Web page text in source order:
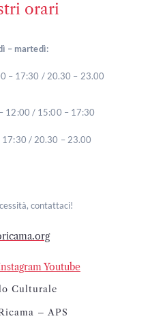
orari
– martedì:
– 17:30 / 20.30 – 23.00
12:00 / 15:00 – 17:30
17:30 / 20.30 – 23.00
contattaci!
Youtube
Culturale
– APS